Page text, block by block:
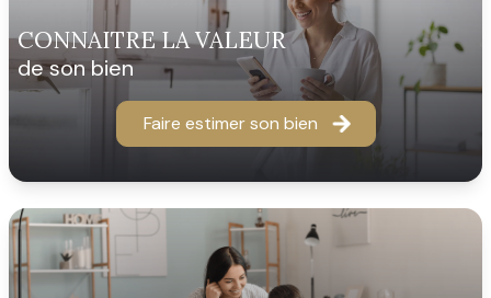
CONNAITRE LA VALEUR
de son bien
Faire estimer son bien